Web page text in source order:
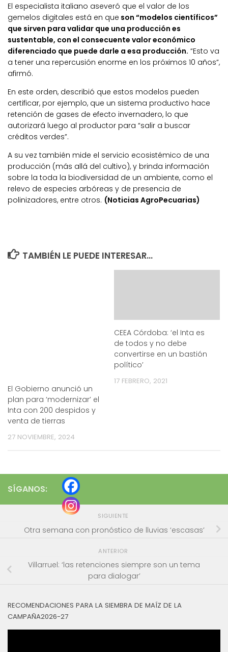
El especialista italiano aseveró que el valor de los
gemelos digitales está en que son “modelos científicos”
que sirven para validar que una producción es
sustentable, con el consecuente valor económico
diferenciado que puede darle a esa producción. “Esto va
a tener una repercusión enorme en los próximos 10 años”,
afirmó.
En este orden, describió que estos modelos pueden
certificar, por ejemplo, que un sistema productivo hace
retención de gases de efecto invernadero, lo que
autorizará luego al productor para “salir a buscar
créditos verdes”.
A su vez también mide el servicio ecosistémico de una
producción (más allá del cultivo), y brinda información
sobre la toda la biodiversidad de un ambiente, como el
relevo de especies arbóreas y de presencia de
polinizadores, entre otros. (Noticias AgroPecuarias)
TAMBIÉN LE PUEDE INTERESAR...
El Gobierno anunció un
plan para ‘modernizar’ el
Inta con 200 despidos y
venta de tierras
27 NOVIEMBRE, 2024
CEEA Córdoba: ‘el Inta es
de todos y no debe
convertirse en un bastión
político’
17 FEBRERO, 2021
SÍGANOS:
SIGUIENTE
Otra semana con pronóstico de lluvias ‘escasas’
ANTERIOR
Villarruel: ‘las retenciones siempre son un tema
para dialogar’
RECOMENDACIONES PARA LA SIEMBRA DE MAÍZ DE LA
CAMPAÑA2026-27